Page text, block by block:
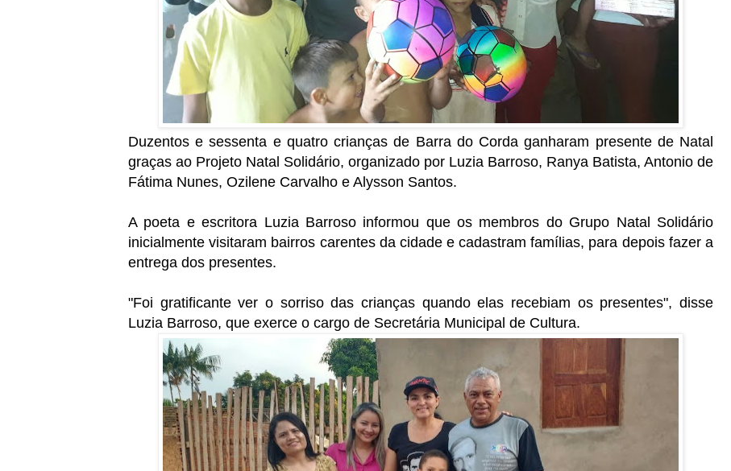
Duzentos e sessenta e quatro crianças de Barra do Corda ganharam presente de Natal
graças ao Projeto Natal Solidário, organizado por Luzia Barroso, Ranya Batista, Antonio de
Fátima Nunes, Ozilene Carvalho e Alysson Santos.
A poeta e escritora Luzia Barroso informou que os membros do Grupo Natal Solidário
inicialmente visitaram bairros carentes da cidade e cadastram famílias, para depois fazer a
entrega dos presentes.
"Foi gratificante ver o sorriso das crianças quando elas recebiam os presentes", disse
Luzia Barroso, que exerce o cargo de Secretária Municipal de Cultura.